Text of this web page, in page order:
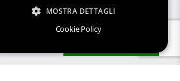
MOSTRA DETTAGLI
Cookie Policy